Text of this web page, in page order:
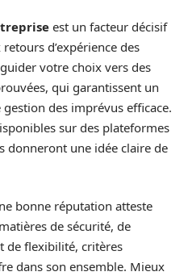
est un facteur décisif
d’expérience des
votre choix vers des
qui garantissent un
des imprévus efficace.
sur des plateformes
donneront une idée claire de
bonne réputation atteste
de sécurité, de
de flexibilité, critères
dans son ensemble. Mieux